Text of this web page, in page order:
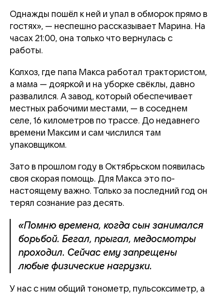
Однажды пошёл к ней и упал в обморок прямо в
гостях», — неспешно рассказывает Марина. На
часах 21:00, она только что вернулась с
работы.
Колхоз, где папа Макса работал трактористом,
а мама — дояркой и на уборке свёклы, давно
развалился. А завод, который обеспечивает
местных рабочими местами, — в соседнем
селе, 16 километров по трассе. До недавнего
времени Максим и сам числился там
упаковщиком.
Зато в прошлом году в Октябрьском появилась
своя скорая помощь. Для Макса это по-
настоящему важно. Только за последний год он
терял сознание раз десять.
«Помню времена, когда сын занимался
борьбой. Бегал, прыгал, медосмотры
проходил. Сейчас ему запрещены
любые физические нагрузки.
У нас с ним общий тонометр, пульсоксиметр, а